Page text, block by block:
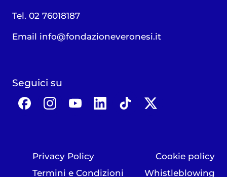
Tel. 02 76018187
Email info@fondazioneveronesi.it
Seguici su
Privacy Policy
Cookie policy
Termini e Condizioni
Whistleblowing